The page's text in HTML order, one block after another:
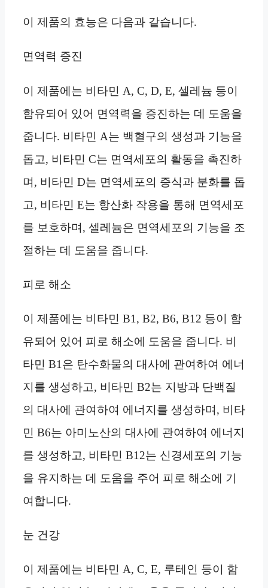
이 제품의 효능은 다음과 같습니다.
면역력 증진
이 제품에는 비타민 A, C, D, E, 셀레늄 등이
함유되어 있어 면역력을 증진하는 데 도움을
줍니다. 비타민 A는 백혈구의 생성과 기능을
돕고, 비타민 C는 면역세포의 활동을 촉진하
며, 비타민 D는 면역세포의 증식과 분화를 돕
고, 비타민 E는 항산화 작용을 통해 면역세포
를 보호하며, 셀레늄은 면역세포의 기능을 조
절하는 데 도움을 줍니다.
피로 해소
이 제품에는 비타민 B1, B2, B6, B12 등이 함
유되어 있어 피로 해소에 도움을 줍니다. 비
타민 B1은 탄수화물의 대사에 관여하여 에너
지를 생성하고, 비타민 B2는 지방과 단백질
의 대사에 관여하여 에너지를 생성하며, 비타
민 B6는 아미노산의 대사에 관여하여 에너지
를 생성하고, 비타민 B12는 신경세포의 기능
을 유지하는 데 도움을 주어 피로 해소에 기
여합니다.
눈 건강
이 제품에는 비타민 A, C, E, 루테인 등이 함